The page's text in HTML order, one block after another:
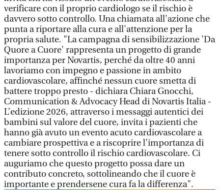
verificare con il proprio cardiologo se il rischio è
davvero sotto controllo. Una chiamata all'azione che
punta a riportare alla cura e all'attenzione per la
propria salute. "La campagna di sensibilizzazione 'Da
Quore a Cuore' rappresenta un progetto di grande
importanza per Novartis, perché da oltre 40 anni
lavoriamo con impegno e passione in ambito
cardiovascolare, affinché nessun cuore smetta di
battere troppo presto - dichiara Chiara Gnocchi,
Communication & Advocacy Head di Novartis Italia -
L’edizione 2026, attraverso i messaggi autentici dei
bambini sul valore del cuore, invita i pazienti che
hanno già avuto un evento acuto cardiovascolare a
cambiare prospettiva e a riscoprire l'importanza di
tenere sotto controllo il rischio cardiovascolare. Ci
auguriamo che questo progetto possa dare un
contributo concreto, sottolineando che il cuore è
importante e prendersene cura fa la differenza".